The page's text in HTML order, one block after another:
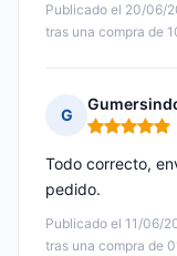
Publicado el 20/06/
tras una compra de
G
Nota: 5 de 5
Publicado el 11/06/
tras una compra de
Todo correcto,
pedido.